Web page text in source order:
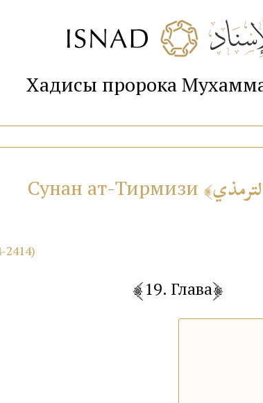
Сунан ат-Тирмизи
2414)
19. Глава